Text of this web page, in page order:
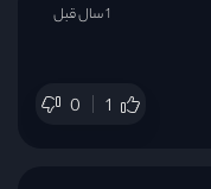
0 1
1 سال قبل